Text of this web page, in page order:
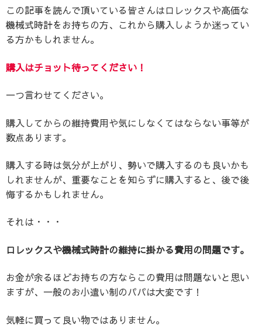
この記事を読んで頂いている皆さんはロレックスや高価な
機械式時計をお持ちの方、これから購入しようか迷ってい
る方かもしれません。
購入はチョット待ってください！
一つ言わせてください。
購入してからの維持費用や気にしなくてはならない事等が
数点あります。
購入する時は気分が上がり、勢いで購入するのも良いかも
しれませんが、重要なことを知らずに購入すると、後で後
悔するかもしれません。
それは・・・
ロレックスや機械式時計の維持に掛かる費用の問題です。
お金が余るほどお持ちの方ならこの費用は問題ないと思い
ますが、一般のお小遣い制のパパは大変です！
気軽に買って良い物ではありません。